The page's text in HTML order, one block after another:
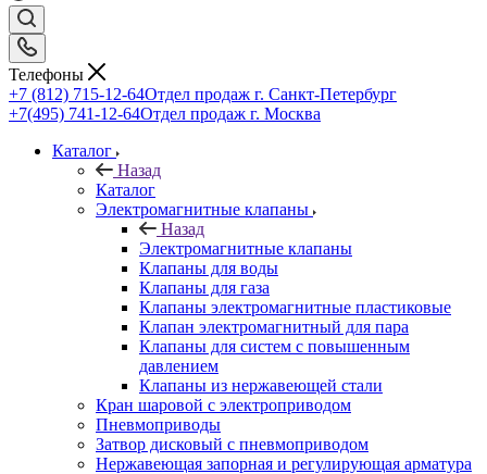
Телефоны
+7 (812) 715-12-64Отдел продаж г. Санкт-Петербург
+7(495) 741-12-64Отдел продаж г. Москва
Каталог
Назад
Каталог
Электромагнитные клапаны
Назад
Электромагнитные клапаны
Клапаны для воды
Клапаны для газа
Клапаны электромагнитные пластиковые
Клапан электромагнитный для пара
Клапаны для систем с повышенным
давлением
Клапаны из нержавеющей стали
Кран шаровой с электроприводом
Пневмоприводы
Затвор дисковый с пневмоприводом
Нержавеющая запорная и регулирующая арматура